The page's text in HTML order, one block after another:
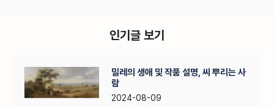
인기글 보기
밀레의 생애 및 작품 설명, 씨 뿌리는 사
람
2024-08-09